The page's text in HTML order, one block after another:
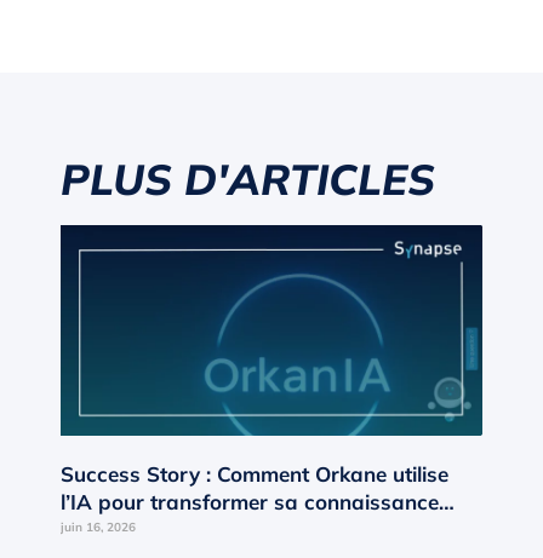
PLUS D'ARTICLES
Success Story : Comment Orkane utilise
l’IA pour transformer sa connaissance
interne en moteur de croissance ?
juin 16, 2026